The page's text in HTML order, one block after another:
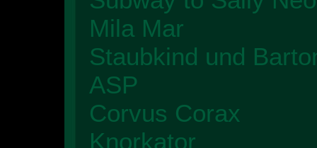
Mila Mar
Staubkind und
ASP
Corvus Corax
Knorkator